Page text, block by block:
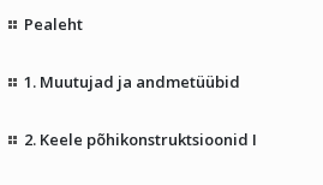
Pealeht
1. Muutujad ja andmetüübid
2. Keele põhikonstruktsioonid I